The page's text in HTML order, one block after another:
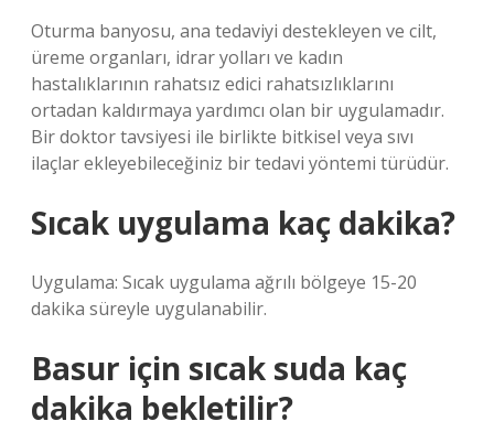
Oturma banyosu, ana tedaviyi destekleyen ve cilt,
üreme organları, idrar yolları ve kadın
hastalıklarının rahatsız edici rahatsızlıklarını
ortadan kaldırmaya yardımcı olan bir uygulamadır.
Bir doktor tavsiyesi ile birlikte bitkisel veya sıvı
ilaçlar ekleyebileceğiniz bir tedavi yöntemi türüdür.
Sıcak uygulama kaç dakika?
Uygulama: Sıcak uygulama ağrılı bölgeye 15-20
dakika süreyle uygulanabilir.
Basur için sıcak suda kaç
dakika bekletilir?